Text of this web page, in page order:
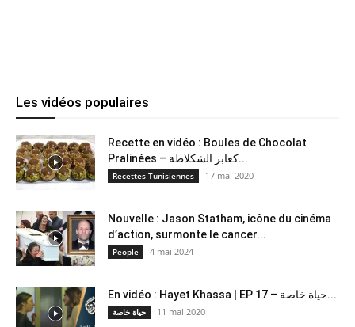
Les vidéos populaires
Recette en vidéo : Boules de Chocolat
Pralinées – كعابر الشكلاطة...
Recettes Tunisiennes 17 mai 2020
Nouvelle : Jason Statham, icône du cinéma
d’action, surmonte le cancer...
People 4 mai 2024
En vidéo : Hayet Khassa | EP 17 – حياة خاصة...
حياة خاصة 11 mai 2020